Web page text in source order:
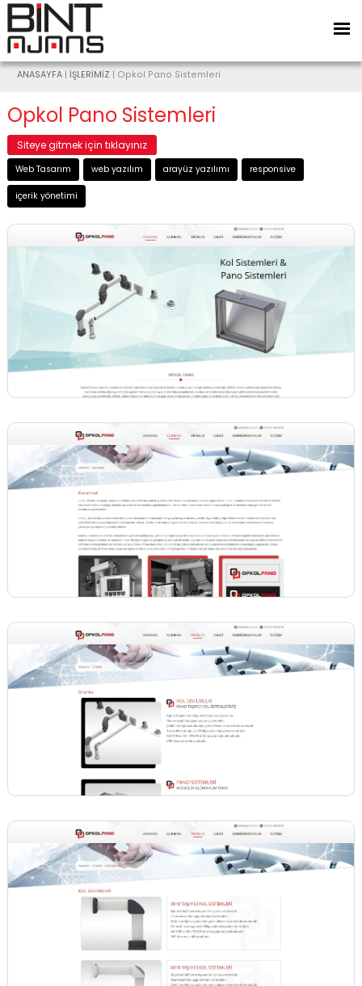
BİNT AJANS
ANASAYFA | İŞLERİMİZ | Opkol Pano Sistemleri
Opkol Pano Sistemleri
Siteye gitmek için tıklayınız
Web Tasarım web yazılım arayüz yazılımı responsive
içerik yönetimi